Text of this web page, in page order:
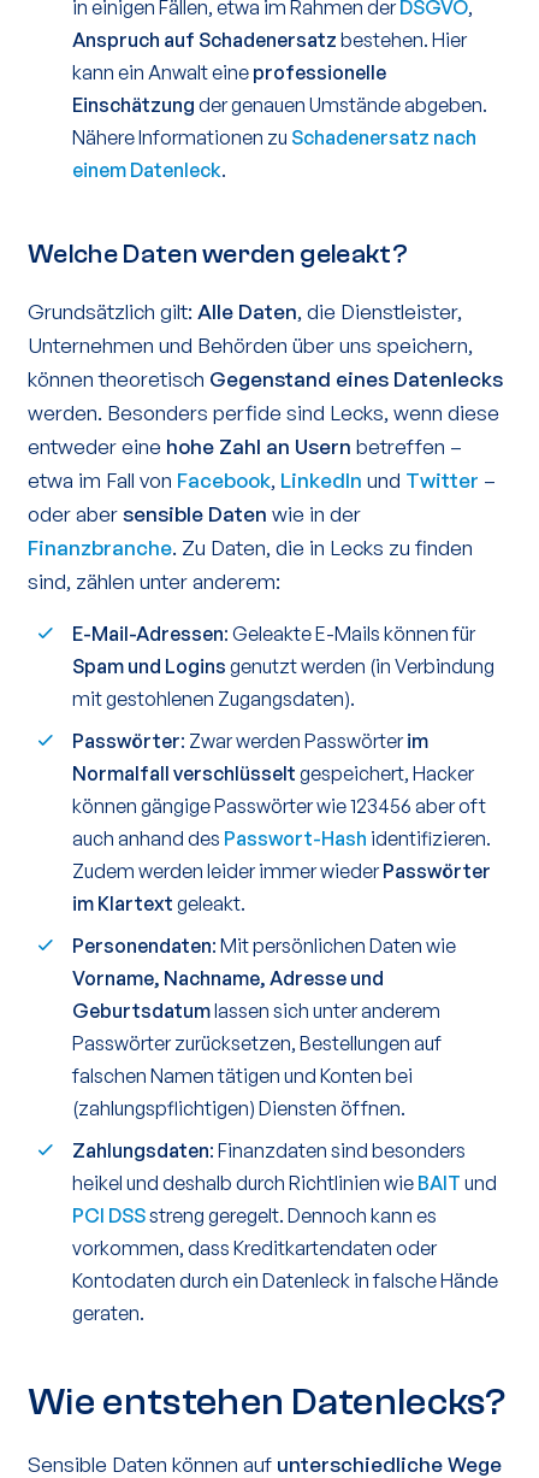
in einigen Fällen, etwa im Rahmen der DSGVO,
Anspruch auf Schadenersatz bestehen. Hier
kann ein Anwalt eine professionelle
Einschätzung der genauen Umstände abgeben.
Nähere Informationen zu Schadenersatz nach
einem Datenleck.
Welche Daten werden geleakt?
Grundsätzlich gilt: Alle Daten, die Dienstleister,
Unternehmen und Behörden über uns speichern,
können theoretisch Gegenstand eines Datenlecks
werden. Besonders perfide sind Lecks, wenn diese
entweder eine hohe Zahl an Usern betreffen –
etwa im Fall von Facebook, LinkedIn und Twitter –
oder abersensible Daten wie in der
Finanzbranche. Zu Daten, die in Lecks zu finden
sind, zählen unter anderem:
E-Mail-Adressen: Geleakte E-Mails können für
Spam und Logins genutzt werden (in Verbindung
mit gestohlenen Zugangsdaten).
Passwörter: Zwar werden Passwörterim
Normalfall verschlüsselt gespeichert, Hacker
können gängige Passwörter wie 123456 aber oft
auch anhand des Passwort-Hash identifizieren.
Zudem werden leider immer wiederPasswörter
im Klartext geleakt.
Personendaten: Mit persönlichen Daten wie
Vorname, Nachname, Adresse und
Geburtsdatumlassen sich unter anderem
Passwörter zurücksetzen, Bestellungen auf
falschen Namen tätigen und Konten bei
(zahlungspflichtigen) Diensten öffnen.
Zahlungsdaten: Finanzdaten sind besonders
heikel und deshalb durch Richtlinien wie BAIT und
PCI DSSstreng geregelt. Dennoch kann es
vorkommen, dass Kreditkartendaten oder
Kontodaten durch ein Datenleck in falsche Hände
geraten.
Wie entstehen Datenlecks?
Sensible Daten können auf unterschiedliche Wege